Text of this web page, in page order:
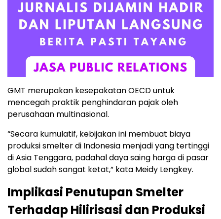
GMT merupakan kesepakatan OECD untuk
mencegah praktik penghindaran pajak oleh
perusahaan multinasional.
“Secara kumulatif, kebijakan ini membuat biaya
produksi smelter di Indonesia menjadi yang tertinggi
di Asia Tenggara, padahal daya saing harga di pasar
global sudah sangat ketat,” kata Meidy Lengkey.
Implikasi Penutupan Smelter
Terhadap Hilirisasi dan Produksi